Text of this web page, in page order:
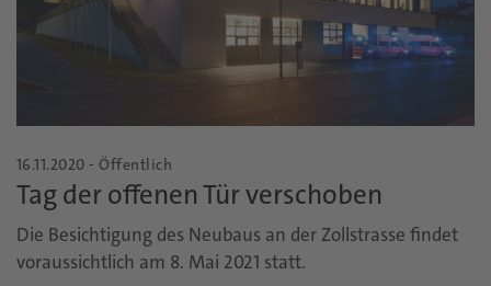
16.11.2020 - Öffentlich
Tag der offenen Tür verschoben
Die Besichtigung des Neubaus an der Zollstrasse findet
voraussichtlich am 8. Mai 2021 statt.